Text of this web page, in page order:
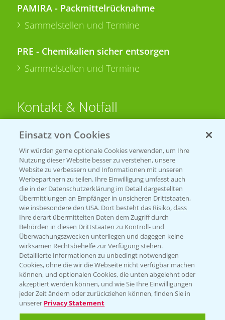
PAMIRA - Packmittelrücknahme
Sammelstellen und Termine
PRE - Chemikalien sicher entsorgen
Sammelstellen und Termine
Kontakt & Notfall
Beratung auf WhatsApp
T.+49 (0)174 346 564 1
KONTAKT
Hilfe in Notfällen
T.+49 (0)214/30-20220
Folgen Sie uns
Einsatz von Cookies
Wir würden gerne optionale Cookies verwenden, um Ihre
Nutzung dieser Website besser zu verstehen, unsere
Website zu verbessern und Informationen mit unseren
Werbepartnern zu teilen. Ihre Einwilligung umfasst auch
die in der Datenschutzerklärung im Detail dargestellten
Übermittlungen an Empfänger in unsicheren Drittstaaten,
wie insbesondere den USA. Dort besteht das Risiko, dass
Ihre derart übermittelten Daten dem Zugriff durch
Behörden in diesen Drittstaaten zu Kontroll- und
Überwachungszwecken unterliegen und dagegen keine
wirksamen Rechtsbehelfe zur Verfügung stehen.
Detaillierte Informationen zu unbedingt notwendigen
Cookies, ohne die wir die Webseite nicht verfügbar machen
können, und optionalen Cookies, die unten abgelehnt oder
akzeptiert werden können, und wie Sie Ihre Einwilligungen
jeder Zeit ändern oder zurückziehen können, finden Sie in
unserer Privacy Statement